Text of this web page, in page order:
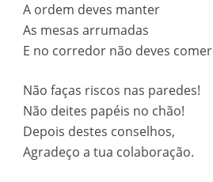
A ordem deves manter
As mesas arrumadas
E no corredor não deves comer
Não faças riscos nas paredes!
Não deites papéis no chão!
Depois destes conselhos,
Agradeço a tua colaboração.